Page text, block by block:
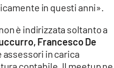
in questi anni».
è indirizzata soltanto a
Francesco De
assessori in carica